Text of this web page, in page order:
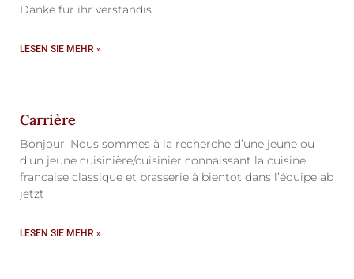
Danke für ihr verständis
LESEN SIE MEHR »
Carrière
Bonjour, Nous sommes à la recherche d’une jeune ou
d’un jeune cuisinière/cuisinier connaissant la cuisine
francaise classique et brasserie à bientot dans l’équipe ab
jetzt
LESEN SIE MEHR »